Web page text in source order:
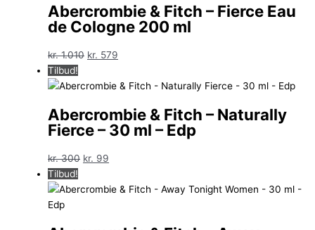
kr. 440.kr. 285.
Abercrombie & Fitch – Fierce Eau
de Cologne 200 ml
kr.1.010 Den
pris
kr. 1.010.
kr. 579
pris
kr. 579.
Tilbud!
Abercrombie & Fitch – Naturally
Fierce – 30 ml – Edp
kr.300 Den
pris
kr. 99
pris
Tilbud!